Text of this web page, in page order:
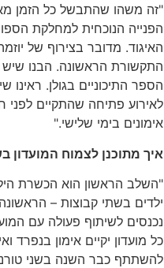
"זה משהו שהתבשל כל הזמן
הפנייה הנוכחית למחלקת
האיגוד. מדובר בצירוף של
התקשורת הראשונה. הבנו שיש
הספר התיכוניים בגולן. ראינו
לאירוע פתיחה שהתקיים לפני
אימונים בימי שלישי."
איך מתוכנן לצמוח המועדון
"השלב הראשון הוא הכשרת
ילדים בשתי קבוצות –
נכנסים לשיתוף פעולה עם
כל מועדון יקיים אימון
להשתתף כבר השנה בשני